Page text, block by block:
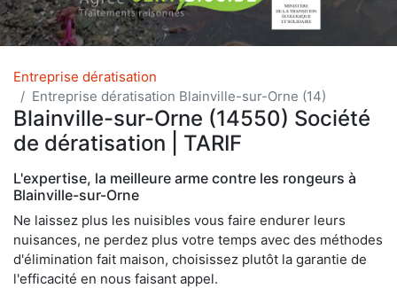
Entreprise dératisation
Entreprise dératisation Blainville-sur-Orne (14)
Blainville-sur-Orne (14550) Société
de dératisation | TARIF
L'expertise, la meilleure arme contre les rongeurs à
Blainville-sur-Orne
Ne laissez plus les nuisibles vous faire endurer leurs
nuisances, ne perdez plus votre temps avec des méthodes
d'élimination fait maison, choisissez plutôt la garantie de
l'efficacité en nous faisant appel.